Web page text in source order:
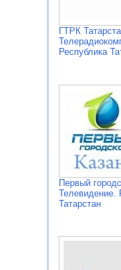
ГТРК
Республика
Первый
Телевидение.
Татарстан